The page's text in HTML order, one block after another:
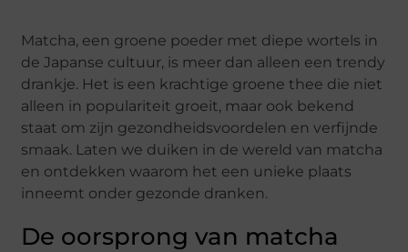
Matcha, een groene poeder met diepe wortels in
de Japanse cultuur, is meer dan alleen een trendy
drankje. Het is een krachtige groene thee die niet
alleen in populariteit groeit, maar ook bekend
staat om zijn gezondheidsvoordelen en verfijnde
smaak. Laten we duiken in de wereld van matcha
en ontdekken waarom het een unieke plaats
inneemt onder gezonde dranken.
De oorsprong van matcha